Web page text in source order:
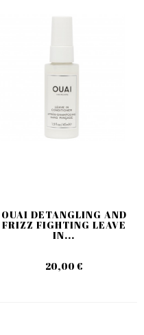
OUAI DETANGLING AND
FRIZZ FIGHTING LEAVE
IN...
20,00 €